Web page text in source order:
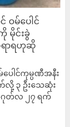
မ်ပေါင်
မိုင်းခွဲ
ရာရဟုဆို
ေါင်ကုမ္ပဏီအနီး
လို့ ၃ ဦးသေဆုံး
ဂုတ်လ ၂၇ ရက်